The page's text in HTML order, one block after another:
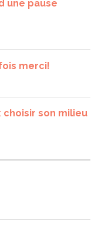
une pause
fois merci!
choisir son milieu